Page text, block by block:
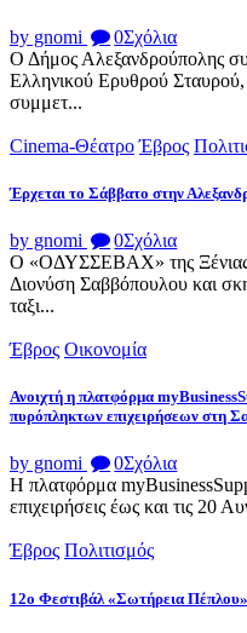
by gnomi 0Σχόλια
Ο Δήμος Αλεξανδρούπολης
Ελληνικού Ερυθρού
συμμετ...
Cinema-Θέατρο Έβρος
Έρχεται το Σάββατο στην
by gnomi 0Σχόλια
Ο «ΟΔΥΣΣΕΒΑΧ» της Ξένιας
Διονύση Σαββόπουλου και
ταξι...
Έβρος Οικονομία
Ανοιχτή η πλατφόρμα
πυρόπληκτων επιχειρήσεων στη
by gnomi 0Σχόλια
Η πλατφόρμα
επιχειρήσεις έως και τις 20
Έβρος Πολιτισμός
12ο Φεστιβάλ «Σωτήρεια